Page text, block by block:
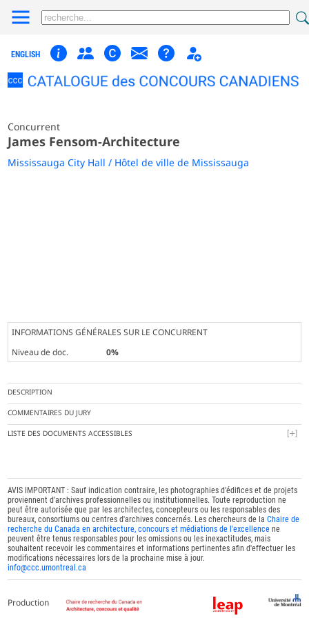
ENGLISH
Concurrent
James Fensom-Architecture
Mississauga City Hall / Hôtel de ville de Mississauga
INFORMATIONS GÉNÉRALES SUR LE CONCURRENT
Niveau de doc.
0%
DESCRIPTION
COMMENTAIRES DU JURY
LISTE DES DOCUMENTS ACCESSIBLES
AVIS IMPORTANT : Sauf indication contraire, les photographies d'édifices et de projets
proviennent d'archives professionnelles ou institutionnelles. Toute reproduction ne
peut être autorisée que par les architectes, concepteurs ou les responsables des
bureaux, consortiums ou centres d'archives concernés. Les chercheurs de laChaire de
recherche du Canada en architecture, concours et médiations de l'excellence ne
peuvent être tenus responsables pour les omissions ou les inexactitudes, mais
souhaitent recevoir les commentaires et informations pertinentes afin d'effectuer les
modifications nécessaires lors de la prochaine mise à jour.
info@ccc.umontreal.ca
Production